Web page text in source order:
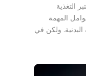
التغذية
المهمة
ولكن في